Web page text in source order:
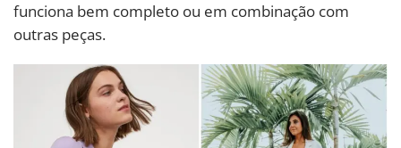
funciona bem completo ou em combinação com
outras peças.